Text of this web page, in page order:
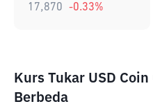
17,870 -0.33%
Kurs Tukar USD
Berbeda